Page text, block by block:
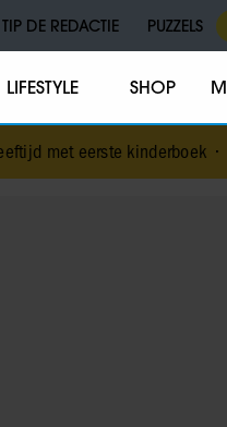
TIP DE REDACTIE PUZZELS
LIFESTYLE SHOP
eerste kinderboek•NPO-